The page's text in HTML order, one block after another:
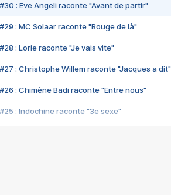
#30 : Eve Angeli raconte "Avant de partir"
#29 : MC Solaar raconte "Bouge de là"
#28 : Lorie raconte "Je vais vite"
#27 : Christophe Willem raconte "Jacques a dit"
#26 : Chimène Badi raconte "Entre nous"
#25 : Indochine raconte "3e sexe"